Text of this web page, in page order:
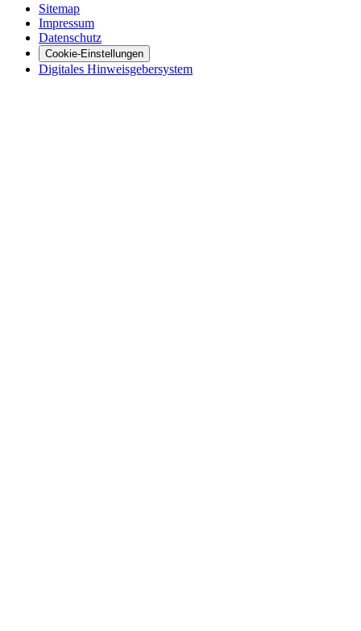
Sitemap
Impressum
Datenschutz
Cookie-Einstellungen
Digitales Hinweisgebersystem